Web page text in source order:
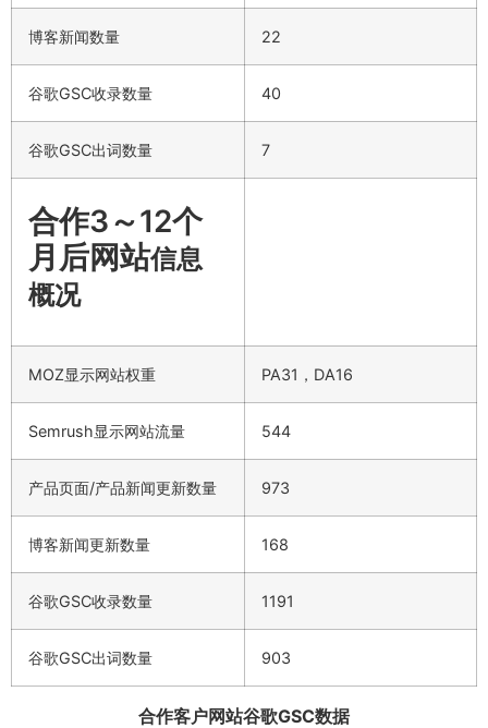
博客新闻数量 22
谷歌GSC收录数量 40
谷歌GSC出词数量 7
合作3～12个
月后网站信息
概况
MOZ显示网站权重 PA31，DA16
Semrush显示网站流量 544
产品页面/产品新闻更新数量 973
博客新闻更新数量 168
谷歌GSC收录数量 1191
谷歌GSC出词数量 903
合作客户网站谷歌GSC数据